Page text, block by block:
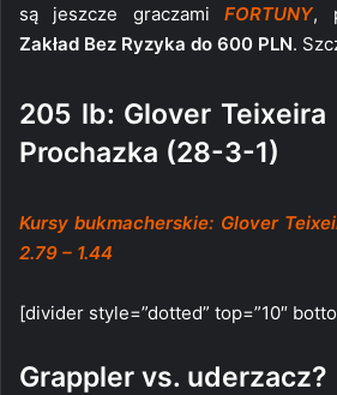
są jeszcze graczamiFORTUNY,
Zakład Bez Ryzyka do 600 PLN.
205 lb: Glover
Prochazka (28-3-1)
Kursy bukmacherskie: Glover
2.79 – 1.44
[divider style=”dotted” top=”10″
Grappler vs. uderzacz?